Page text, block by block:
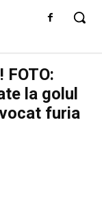
la golul
furia